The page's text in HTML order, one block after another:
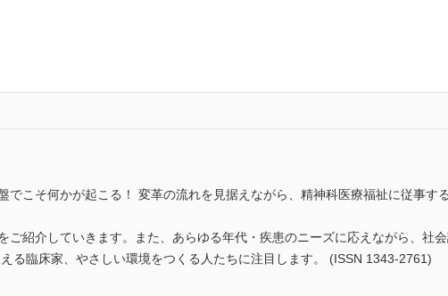
こそ何かが起こる！ 変革の流れを見据えながら、精神科医療福祉に従事す
ご紹介していきます。また、あらゆる年代・疾患のニーズに応えながら、社
る臨床家、やさしい環境をつくる人たちに注目します。 (ISSN 1343-2761)